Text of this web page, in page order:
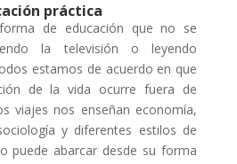
práctica
de educación que no se
la televisión o leyendo
estamos de acuerdo en que
de la vida ocurre fuera de
viajes nos enseñan economía,
y diferentes estilos de
puede abarcar desde su forma